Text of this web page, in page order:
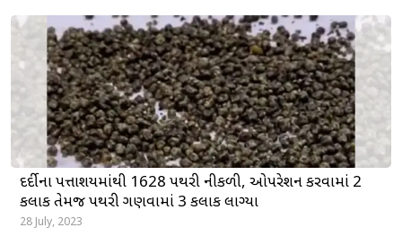
દર્દીના પિત્તાશયમાંથી 1628 પથરી નીકળી, ઓપરેશન કરવામાં 2
કલાક તેમજ પથરી ગણવામાં 3 કલાક લાગ્યા
28 July, 2023